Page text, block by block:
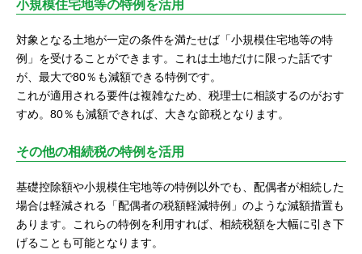
小規模住宅地等の特例を活用
対象となる土地が一定の条件を満たせば「小規模住宅地等の特
例」を受けることができます。これは土地だけに限った話です
が、最大で80％も減額できる特例です。
これが適用される要件は複雑なため、税理士に相談するのがおす
すめ。80％も減額できれば、大きな節税となります。
その他の相続税の特例を活用
基礎控除額や小規模住宅地等の特例以外でも、配偶者が相続した
場合は軽減される「配偶者の税額軽減特例」のような減額措置も
あります。これらの特例を利用すれば、相続税額を大幅に引き下
げることも可能となります。